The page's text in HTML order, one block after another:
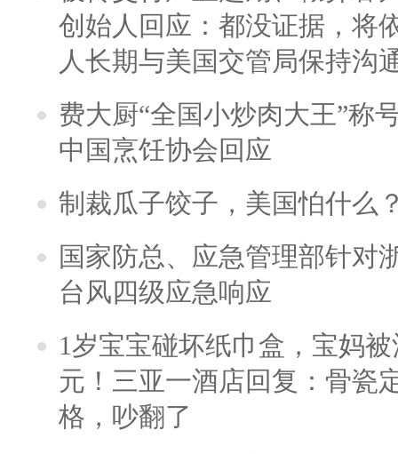
创始人回应：都没证据，将
人长期与美国交管局保持沟
费大厨“全国小炒肉大王”称
中国烹饪协会回应
制裁瓜子饺子，美国怕什么
国家防总、应急管理部针对
台风四级应急响应
1岁宝宝碰坏纸巾盒，宝妈
元！三亚一酒店回复：骨瓷
格，吵翻了